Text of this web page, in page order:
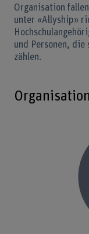
Organisation
unter «Allyship»
und Personen, die
zählen.